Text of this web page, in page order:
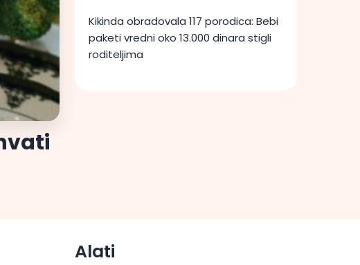
Kikinda obradovala 117 porodica: Bebi
paketi vredni oko 13.000 dinara stigli
roditeljima
Alati